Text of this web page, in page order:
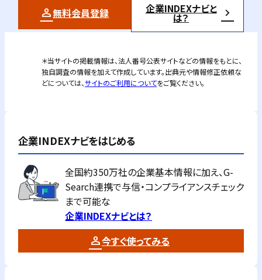
無料会員登録 企業INDEXナビと
は？
＊当サイトの掲載情報は、法人番号公表サイトなどの情報をもとに、
独自調査の情報を加えて作成しています。出典元や情報修正依頼な
どについては、サイトのご利用についてをご覧ください。
企業INDEXナビをはじめる
全国約350万社の企業基本情報に加え、G-
Search連携で与信・コンプライアンスチェック
まで可能な
企業INDEXナビとは？
今すぐ使ってみる